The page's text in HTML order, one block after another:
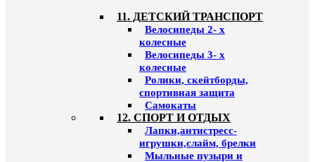
11. ДЕТСКИЙ ТРАНСПОРТ
Велосипеды 2- х
колесные
Велосипеды 3- х
колесные
Ролики, скейтборды,
спортивная защита
Самокаты
12. СПОРТ И ОТДЫХ
Лапки,антистресс-
игрушки,слайм, брелки
Мыльные пузыри и